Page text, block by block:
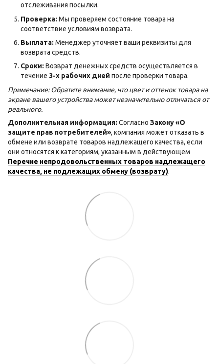
отслеживания посылки.
Проверка: Мы проверяем состояние товара на
соответствие условиям возврата.
Выплата: Менеджер уточняет ваши реквизиты для
возврата средств.
Сроки: Возврат денежных средств осуществляется в
течение 3-х рабочих дней после проверки товара.
Примечание: Обратите внимание, что цвет и оттенок товара на
экране вашего устройства может незначительно отличаться от
реального.
Дополнительная информация: Согласно Закону «О
защите прав потребителей», компания может отказать в
обмене или возврате товаров надлежащего качества, если
они относятся к категориям, указанным в действующем
Перечне непродовольственных товаров надлежащего
качества, не подлежащих обмену (возврату).